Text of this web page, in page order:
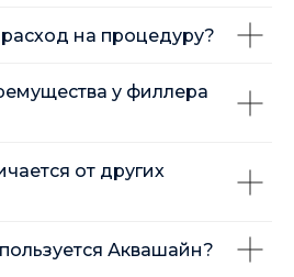
на процедуру?
у филлера
от других
Аквашайн?